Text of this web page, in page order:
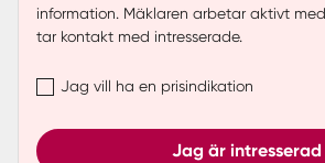
information. Mäklaren arbetar aktivt
tar kontakt med intresserade.
Jag vill ha en prisindikation
Jag är intresserad